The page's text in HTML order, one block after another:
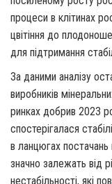
процеси в клітинах
цвітіння до
для підтримання
За даними аналізу
виробників
ринках добрив 2023
спостерігалася
в ланцюгах
значно залежать від
нестабільності, які